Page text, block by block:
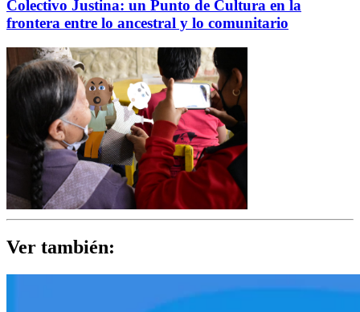
Colectivo Justina: un Punto de Cultura en la
frontera entre lo ancestral y lo comunitario
Ver también: